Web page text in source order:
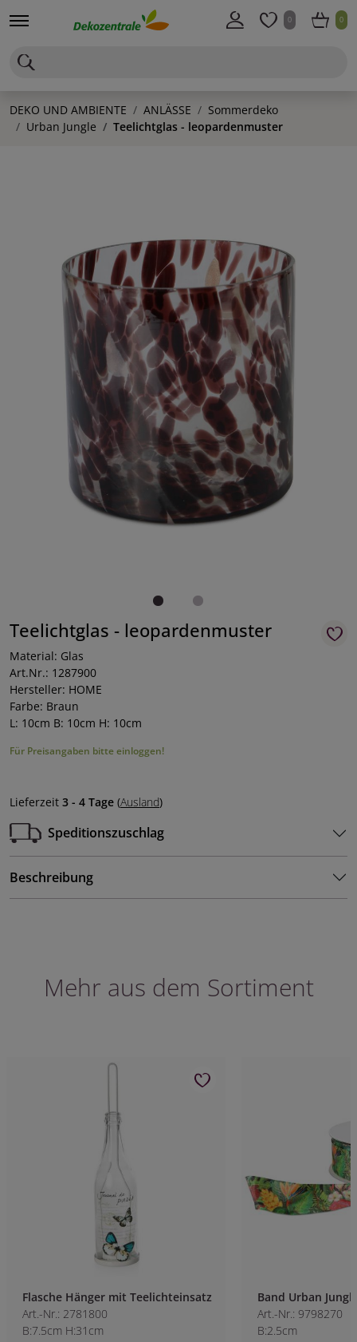
0 0
DEKO UND AMBIENTE ANLÄSSE
Sommerdeko
Urban Jungle
Teelichtglas - leopardenmuster
Teelichtglas - leopardenmuster
Material: Glas
Art.Nr.: 1287900
Hersteller: HOME
Farbe: Braun
L: 10cm B: 10cm H: 10cm
Für Preisangaben bitte einloggen!
Lieferzeit 3 - 4 Tage (Ausland)
Speditionszuschlag
Beschreibung
Mehr aus dem Sortiment
Flasche Hänger mit Teelichteinsatz
Art.-Nr.: 2781800
B:7.5cm H:31cm
Band Urban
Art.-Nr.: 9798270
B:2.5cm